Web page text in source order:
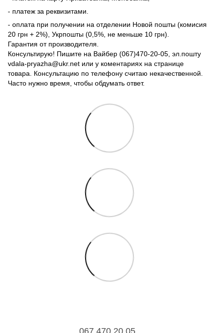
- платеж за реквизитами.
- оплата при получении на отделении Новой пошты (комисия
20 грн + 2%), Укрпошты (0,5%, не меньше 10 грн).
Гарантия от производителя.
Консультирую! Пишите на Вайбер (067)470-20-05, эл.пошту
vdala-pryazha@ukr.net или у коментариях на странице
товара. Консультацию по телефону считаю некачественной.
Часто нужно время, чтобы обдумать ответ.
067 470 20 05